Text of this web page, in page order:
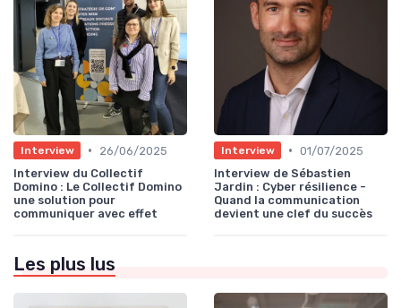
Interview •
26/06/2025
Interview du Collectif
Domino : Le Collectif Domino
une solution pour
communiquer avec effet
Interview • 01/07/2025
Interview de Sébastien
Jardin : Cyber résilience -
Quand la communication
devient une clef du succès
Les plus lus